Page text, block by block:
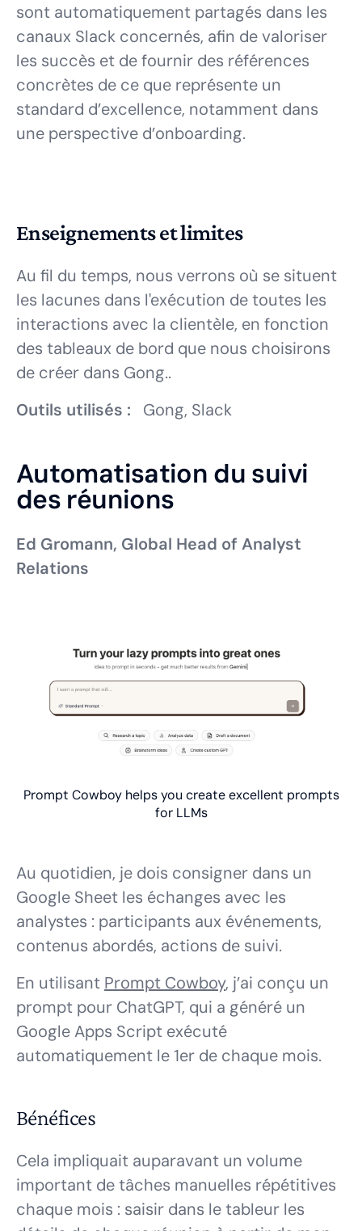
sont automatiquement partagés dans les
canaux Slack concernés, afin de valoriser
les succès et de fournir des références
concrètes de ce que représente un
standard d’excellence, notamment dans
une perspective d’onboarding.
Enseignements et limites
Au fil du temps, nous verrons où se situent
les lacunes dans l'exécution de toutes les
interactions avec la clientèle, en fonction
des tableaux de bord que nous choisirons
de créer dans Gong..
Outils utilisés :
Gong, Slack
Automatisation du suivi
des réunions
Ed Gromann, Global Head of Analyst
Relations
Prompt Cowboy helps you create excellent prompts
for LLMs
Au quotidien, je dois consigner dans un
Google Sheet les échanges avec les
analystes : participants aux événements,
contenus abordés, actions de suivi.
En utilisant Prompt Cowboy, j’ai conçu un
prompt pour ChatGPT, qui a généré un
Google Apps Script exécuté
automatiquement le 1er de chaque mois.
Bénéfices
Cela impliquait auparavant un volume
important de tâches manuelles répétitives
chaque mois : saisir dans le tableur les